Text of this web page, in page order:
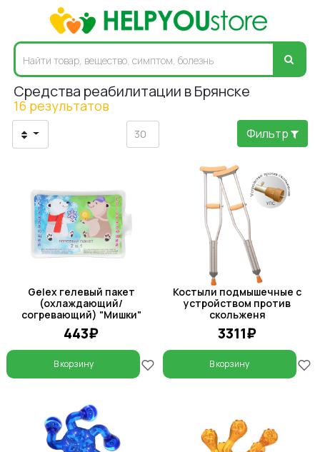
Средства реабилитации в Брянске
16 результатов
Фильтр
Gelex гелевый пакет
(охлаждающий/
согревающий) "Мишки"
443₽
В корзину
Костыли подмышечные с
устройством против
скольженя
3311₽
В корзину